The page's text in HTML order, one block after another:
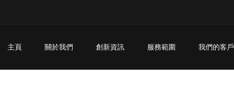
主頁 關於我們 創新資訊 服務範圍 我們的客戶